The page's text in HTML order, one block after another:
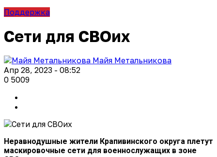
Поддержка
Сети для СВОих
Майя Метальникова
Апр 28, 2023 - 08:52
0 5009
Неравнодушные жители Крапивинского округа плетут
маскировочные сети для военнослужащих в зоне